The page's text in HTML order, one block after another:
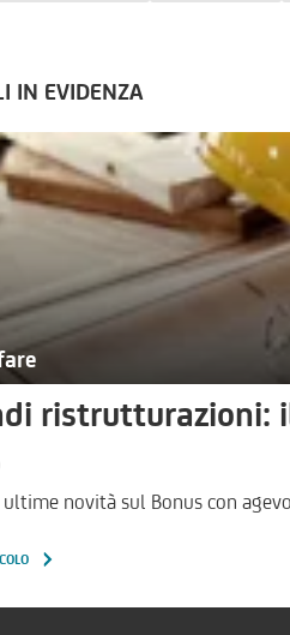
IN EVIDENZA
ristrutturazioni:
novità sul Bonus con